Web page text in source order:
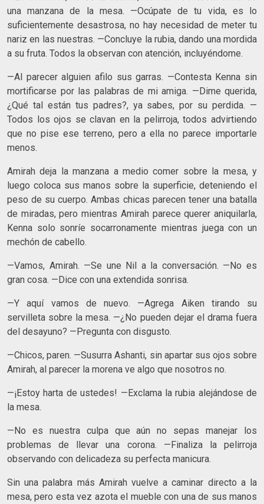
una manzana de la mesa. —Ocúpate de tu vida, es lo
suficientemente desastrosa, no hay necesidad de meter tu
nariz en las nuestras. —Concluye la rubia, dando una mordida
a su fruta. Todos la observan con atención, incluyéndome.
—Al parecer alguien afilo sus garras. —Contesta Kenna sin
mortificarse por las palabras de mi amiga. —Dime querida,
¿Qué tal están tus padres?, ya sabes, por su perdida. —
Todos los ojos se clavan en la pelirroja, todos advirtiendo
que no pise ese terreno, pero a ella no parece importarle
menos.
Amirah deja la manzana a medio comer sobre la mesa, y
luego coloca sus manos sobre la superficie, deteniendo el
peso de su cuerpo. Ambas chicas parecen tener una batalla
de miradas, pero mientras Amirah parece querer aniquilarla,
Kenna solo sonríe socarronamente mientras juega con un
mechón de cabello.
—Vamos, Amirah. —Se une Nil a la conversación. —No es
gran cosa. —Dice con una extendida sonrisa.
—Y aquí vamos de nuevo. —Agrega Aiken tirando su
servilleta sobre la mesa. —¿No pueden dejar el drama fuera
del desayuno? —Pregunta con disgusto.
—Chicos, paren. —Susurra Ashanti, sin apartar sus ojos sobre
Amirah, al parecer la morena ve algo que nosotros no.
—¡Estoy harta de ustedes! —Exclama la rubia alejándose de
la mesa.
—No es nuestra culpa que aún no sepas manejar los
problemas de llevar una corona. —Finaliza la pelirroja
observando con delicadeza su perfecta manicura.
Sin una palabra más Amirah vuelve a caminar directo a la
mesa, pero esta vez azota el mueble con una de sus manos